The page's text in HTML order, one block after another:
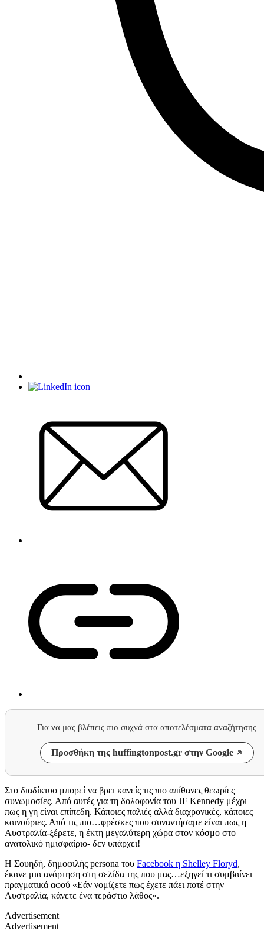
Για να μας βλέπεις πιο συχνά στα αποτελέσματα αναζήτησης
Προσθήκη της huffingtonpost.gr στην Google
Στο διαδίκτυο μπορεί να βρει κανείς τις πιο απίθανες θεωρίες
συνωμοσίες. Από αυτές για τη δολοφονία του JF Kennedy μέχρι
πως η γη είναι επίπεδη. Κάποιες παλιές αλλά διαχρονικές, κάποιες
καινούριες. Από τις πιο…φρέσκες που συναντήσαμε είναι πως η
Αυστραλία-ξέρετε, η έκτη μεγαλύτερη χώρα στον κόσμο στο
ανατολικό ημισφαίριο- δεν υπάρχει!
Η Σουηδή, δημοφιλής persona του Facebook η Shelley Floryd,
έκανε μια ανάρτηση στη σελίδα της που μας…εξηγεί τι συμβαίνει
πραγματικά αφού «Εάν νομίζετε πως έχετε πάει ποτέ στην
Αυστραλία, κάνετε ένα τεράστιο λάθος».
Advertisement
Advertisement